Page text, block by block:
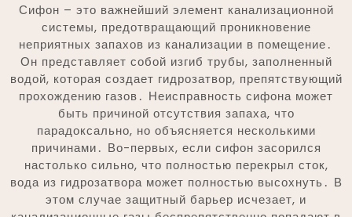
Сифон – это важнейший элемент канализационной
системы, предотвращающий проникновение
неприятных запахов из канализации в помещение․
Он представляет собой изгиб трубы, заполненный
водой, которая создает гидрозатвор, препятствующий
прохождению газов․ Неисправность сифона может
быть причиной отсутствия запаха, что
парадоксально, но объясняется несколькими
причинами․ Во-первых, если сифон засорился
настолько сильно, что полностью перекрыл сток,
вода из гидрозатвора может полностью высохнуть․ В
этом случае защитный барьер исчезает, и